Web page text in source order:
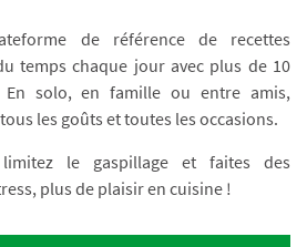
de référence de recettes
temps chaque jour avec plus de 10
En solo, en famille ou entre amis,
les goûts et toutes les occasions.
le gaspillage et faites des
plus de plaisir en cuisine !